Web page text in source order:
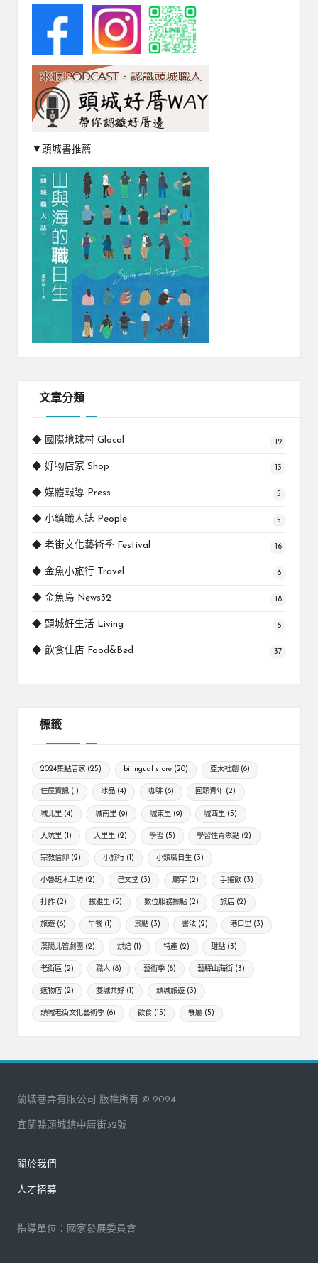
▼頭城書推薦
文章分類
◆ 國際地球村 Glocal 12
◆ 好物店家 Shop 13
◆ 媒體報導 Press 5
◆ 小鎮職人誌 People 5
◆ 老街文化藝術季 Festival 16
◆ 金魚小旅行 Travel 6
◆ 金魚島 News32 18
◆ 頭城好生活 Living 6
◆ 飲食住店 Food&Bed 37
標籤
2024集點店家 (25) bilingual store(20) 亞太社創 (6)
住屋資訊 (1) 冰品(4) 咖啡(6) 回頭青年 (2)
城北里 (4) 城南里(9) 城東里(9) 城西里 (5)
大坑里 (1) 大里里(2) 學習(5) 學習性青聚點 (2)
宗教信仰 (2) 小旅行(1) 小鎮職日生(3)
小魯班木工坊 (2) 己文堂(3) 廟宇(2) 手搖飲 (3)
打詐 (2) 拔雅里(5) 數位服務據點(2) 旅店 (2)
旅遊 (6) 早餐(1) 景點(3) 書法 (2) 港口里 (3)
漢陽北管劇團 (2) 烘焙(1) 特產(2) 甜點 (3)
老街區 (2) 職人(8) 藝術季(8) 藝驛山海街 (3)
選物店 (2) 雙城共好(1) 頭城旅遊(3)
頭城老街文化藝術季 (6) 飲食(15) 餐廳(5)
蘭城巷弄有限公司 版權所有 © 2024
宜蘭縣頭城鎮中庸街32號
關於我們
人才招募
指導單位：國家發展委員會